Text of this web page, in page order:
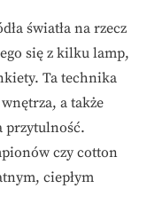
światła na rzecz
się z kilku lamp,
Ta technika
a także
przytulność.
czy cotton
ciepłym